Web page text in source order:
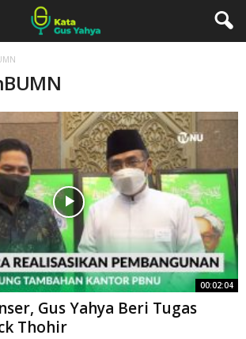
00:02:04
Gus Yahya Beri Tugas
Thohir